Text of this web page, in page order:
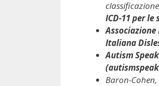
ICD-11 per
Italiana
Autism
Baron-